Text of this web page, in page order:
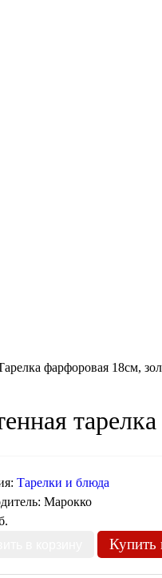
фарфоровая 18см,
Тарелки и блюда
Марокко
Купить